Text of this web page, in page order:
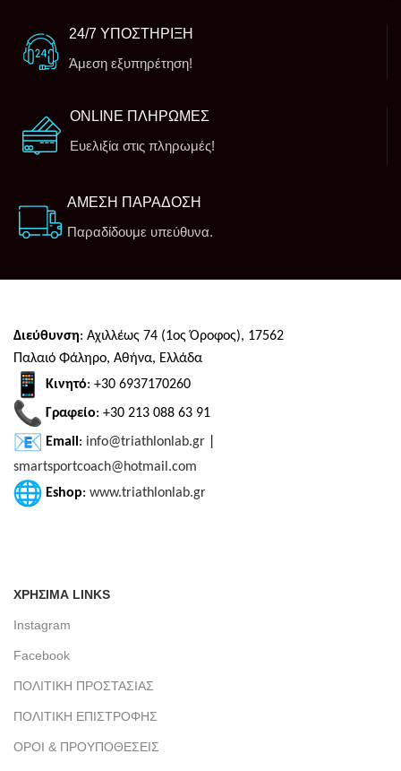
24/7 ΥΠΟΣΤΗΡΙΞΗ
Άμεση εξυπηρέτηση!
ONLINE ΠΛΗΡΩΜΕΣ
Ευελιξία στις πληρωμές!
ΑΜΕΣΗ ΠΑΡΑΔΟΣΗ
Παραδίδουμε υπεύθυνα.
Διεύθυνση: Αχιλλέως 74 (1ος Όροφος), 17562
Παλαιό Φάληρο, Αθήνα, Ελλάδα
Κινητό: +30 6937170260
Γραφείο: +30 213 088 63 91
Email : info@triathlonlab.gr
smartsportcoach@hotmail.com
Eshop: www.triathlonlab.gr
ΧΡΗΣΙΜΑ LINKS
Instagram
Facebook
ΠΟΛΙΤΙΚΗ ΠΡΟΣΤΑΣΙΑΣ
ΠΟΛΙΤΙΚΗ ΕΠΙΣΤΡΟΦΗΣ
ΟΡΟΙ & ΠΡΟΥΠΟΘΕΣΕΙΣ